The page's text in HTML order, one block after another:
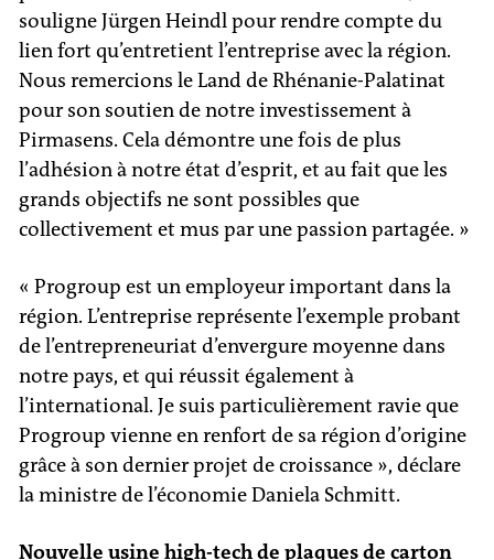
souligne Jürgen Heindl pour rendre compte du
lien fort qu’entretient l’entreprise avec la région.
Nous remercions le Land de Rhénanie-Palatinat
pour son soutien de notre investissement à
Pirmasens. Cela démontre une fois de plus
l’adhésion à notre état d’esprit, et au fait que les
grands objectifs ne sont possibles que
collectivement et mus par une passion partagée. »
« Progroup est un employeur important dans la
région. L’entreprise représente l’exemple probant
de l’entrepreneuriat d’envergure moyenne dans
notre pays, et qui réussit également à
l’international. Je suis particulièrement ravie que
Progroup vienne en renfort de sa région d’origine
grâce à son dernier projet de croissance », déclare
la ministre de l’économie Daniela Schmitt.
Nouvelle usine high-tech de plaques de carton